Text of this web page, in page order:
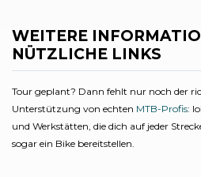
WEITERE
NÜTZLICHE LINKS
Tour geplant? Dann fehlt nur noch der
Unterstützung von echten MTB-Profis:
und Werkstätten, die dich auf jeder
sogar ein Bike bereitstellen.